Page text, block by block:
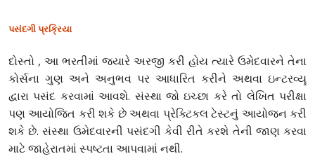
પસંદગી પ્રક્રિયા
દોસ્તો , આ ભરતીમાં જ્યારે અરજી કરી હોય ત્યારે ઉમેદવારને તેના
કોર્સના ગુણ અને અનુભવ પર આધારિત કરીને અથવા ઇન્ટરવ્યૂ
દ્વારા પસંદ કરવામાં આવશે. સંસ્થા જો ઇચ્છા કરે તો લેખિત પરીક્ષા
પણ આયોજિત કરી શકે છે અથવા પ્રેક્ટિકલ ટેસ્ટનું આયોજન કરી
શકે છે. સંસ્થા ઉમેદવારની પસંદગી કેવી રીતે કરશે તેની જાણ કરવા
માટે જાહેરાતમાં સ્પષ્ટતા આપવામાં નથી.